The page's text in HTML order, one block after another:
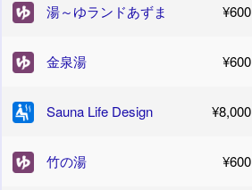
湯～ゆランドあずま ¥600
金泉湯 ¥600
Sauna Life Design ¥8,000
竹の湯 ¥600